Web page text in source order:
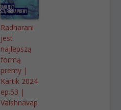
Radharani
jest
najlepszą
formą
premy |
Kartik 2024
ep.53 |
Vaishnavap